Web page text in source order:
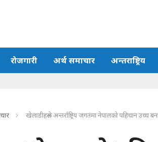
रोजगारी अर्थ समाचार अन्तराष्ट्रिय
खेलाडीहरूले अन्तर्राष्ट्रिय जगतमा नेपालको पहिचान उच्च